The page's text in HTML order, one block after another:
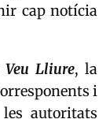
cap notícia
Veu Lliure, la
i
autoritats